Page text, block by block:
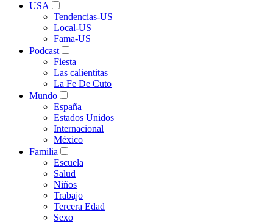
USA
Tendencias-US
Local-US
Fama-US
Podcast
Fiesta
Las calientitas
La Fe De Cuto
Mundo
España
Estados Unidos
Internacional
México
Familia
Escuela
Salud
Niños
Trabajo
Tercera Edad
Sexo